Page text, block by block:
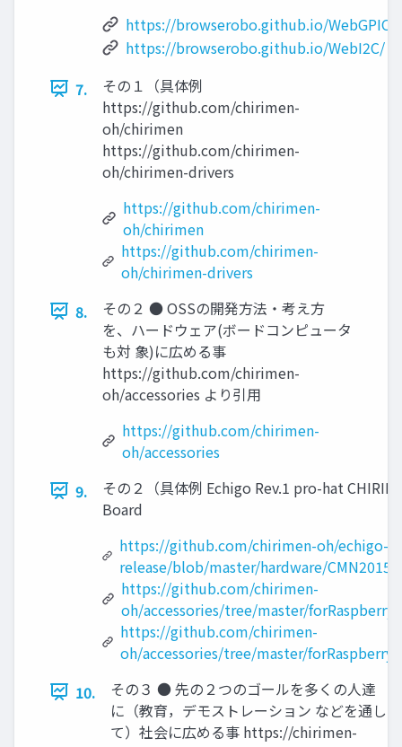
https://browserobo.github.io/WebGPIO/
https://browserobo.github.io/WebI2C/
7.
その１（具体例
https://github.com/chirimen-
oh/chirimen
https://github.com/chirimen-
oh/chirimen-drivers
https://github.com/chirimen-
oh/chirimen
https://github.com/chirimen-
oh/chirimen-drivers
8.
その２ ● OSSの開発方法・考え方
を、ハードウェア(ボードコンピュータ
も対 象)に広める事
https://github.com/chirimen-
oh/accessories より引用
https://github.com/chirimen-
oh/accessories
9.
その２（具体例 Echigo Rev.1 pro-hat
Board
https://github.com/chirimen-oh/echigo-
release/blob/master/hardware/
https://github.com/chirimen-
oh/accessories/tree/master/
https://github.com/chirimen-
oh/accessories/tree/master/
10.
その３ ● 先の２つのゴールを多くの人達
に（教育，デモストレーション などを通し
て）社会に広める事 https://chirimen-